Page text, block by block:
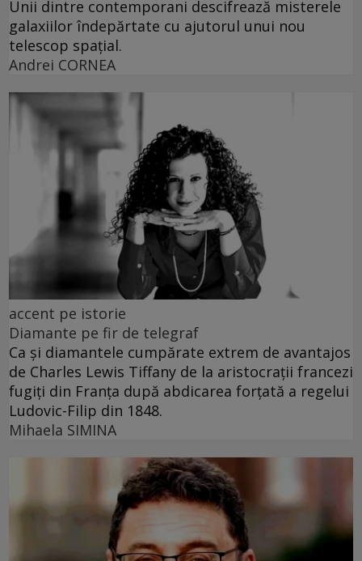
Unii dintre contemporani descifrează misterele
galaxiilor îndepărtate cu ajutorul unui nou
telescop spațial.
Andrei CORNEA
accent pe istorie
Diamante pe fir de telegraf
Ca și diamantele cumpărate extrem de avantajos
de Charles Lewis Tiffany de la aristocrații francezi
fugiți din Franța după abdicarea forțată a regelui
Ludovic-Filip din 1848.
Mihaela SIMINA